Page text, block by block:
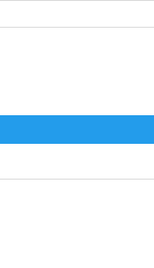
ÚDAJOV